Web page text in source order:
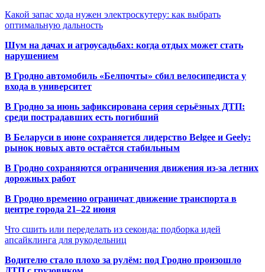
Какой запас хода нужен электроскутеру: как выбрать
оптимальную дальность
Шум на дачах и агроусадьбах: когда отдых может стать
нарушением
В Гродно автомобиль «Белпочты» сбил велосипедиста у
входа в университет
В Гродно за июнь зафиксирована серия серьёзных ДТП:
среди пострадавших есть погибший
В Беларуси в июне сохраняется лидерство Belgee и Geely:
рынок новых авто остаётся стабильным
В Гродно сохраняются ограничения движения из-за летних
дорожных работ
В Гродно временно ограничат движение транспорта в
центре города 21–22 июня
Что сшить или переделать из секонда: подборка идей
апсайклинга для рукодельниц
Водителю стало плохо за рулём: под Гродно произошло